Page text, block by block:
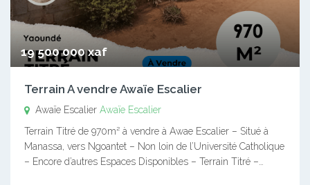
19 500 000 xaf
Terrain A vendre Awaïe Escalier
Awaïe Escalier Awaïe Escalier
Terrain Titré de 970m² à vendre à Awae Escalier – Situé à
Manassa, vers Ngoantet – Non loin de l’Université Catholique
– Encore d’autres Espaces Disponibles – Terrain Titré –…